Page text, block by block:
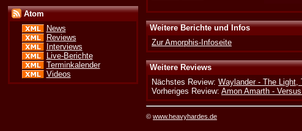
Atom
News
Reviews
Interviews
Live-Berichte
Terminkalender
Videos
Weitere Berichte und Infos
Zur Amorphis-Infoseite
Weitere Reviews
Nächstes Review:Waylander - The Light,
Vorheriges Review:Amon Amarth -
©www.heavyhardes.de